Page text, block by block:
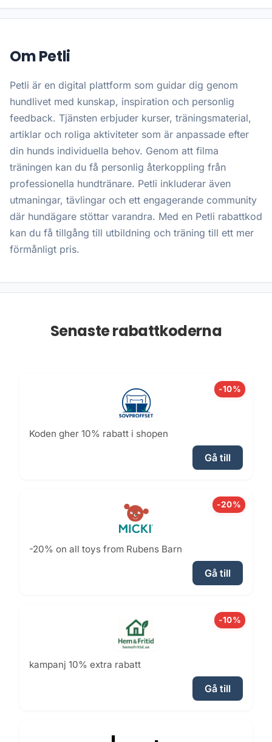
Om Petli
Petli är en digital plattform som guidar dig genom
hundlivet med kunskap, inspiration och personlig
feedback. Tjänsten erbjuder kurser, träningsmaterial,
artiklar och roliga aktiviteter som är anpassade efter
din hunds individuella behov. Genom att filma
träningen kan du få personlig återkoppling från
professionella hundtränare. Petli inkluderar även
utmaningar, tävlingar och ett engagerande community
där hundägare stöttar varandra. Med en Petli rabattkod
kan du få tillgång till utbildning och träning till ett mer
förmånligt pris.
Senaste rabattkoderna
-10%
Koden gher 10% rabatt i shopen
Gå till
-20%
-20% on all toys from Rubens Barn
Gå till
-10%
kampanj 10% extra rabatt
Gå till